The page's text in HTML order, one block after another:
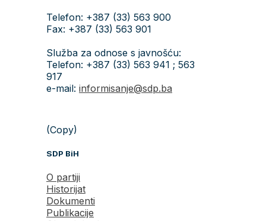
Telefon: +387 (33) 563 900
Fax: +387 (33) 563 901
Služba za odnose s javnošću:
Telefon: +387 (33) 563 941 ; 563
917
e-mail: informisanje@sdp.ba
(Copy)
SDP BiH
O partiji
Historijat
Dokumenti
Publikacije